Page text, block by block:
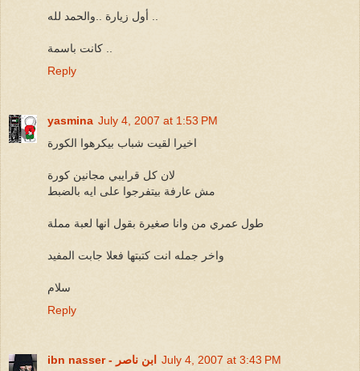
Reply
yasmina July 4, 2007 at 1:53 PM
اخيرا لقيت شباب بيكرهوا الكورة
لان كل قرايبي مجانين كورة
مش عارفة بيتفرجوا على ايه بالضبط
طول عمري من وانا صغيرة بقول انها لعبة مملة
واخر جمله انت كتبتها فعلا جابت المفيد
سلام
Reply
ibn nasser - ابن ناصر
July 4, 2007 at 3:43 PM